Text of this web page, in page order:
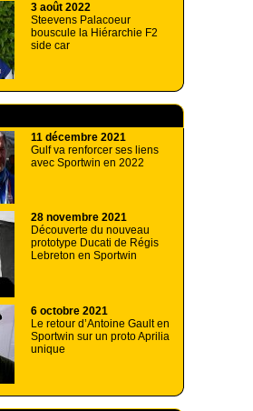
3 août 2022
Steevens Palacoeur
bouscule la Hiérarchie F2
side car
11 décembre 2021
Gulf va renforcer ses liens
avec Sportwin en 2022
28 novembre 2021
Découverte du nouveau
prototype Ducati de Régis
Lebreton en Sportwin
6 octobre 2021
Le retour d’Antoine Gault en
Sportwin sur un proto Aprilia
unique